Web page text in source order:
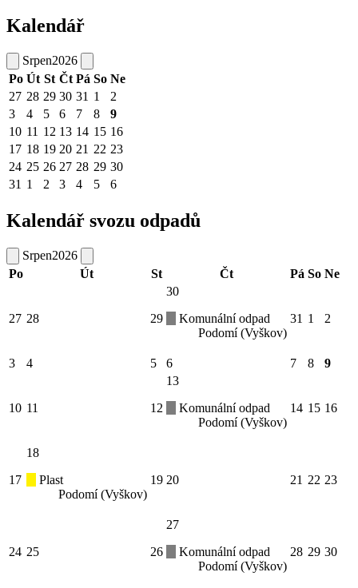
Kalendář
Srpen2026
Po Út St Čt Pá So Ne
27 28 29 30 31 1
2
3
4 5 6 7 8
9
10 11 12 13 14 15 16
17 18 19 20 21 22 23
24 25 26 27 28 29 30
31 1 2 3 4 5 6
Kalendář svozu odpadů
Srpen2026
Po
Út St Čt Pá So Ne
27 28 29
30
Komunální odpad
Podomí (Vyškov)
31 1 2
3 4 5 6 7 8 9
10 11 12
13
Komunální odpad
Podomí (Vyškov)
14 15 16
17
18
Plast
Podomí (Vyškov)
19 20 21 22 23
24 25 26
27
Komunální odpad
Podomí (Vyškov)
28 29 30